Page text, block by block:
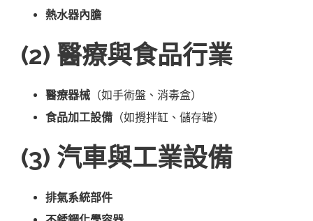
熱水器內膽
(2) 醫療與食品行業
醫療器械 （如手術盤、消毒盒）
食品加工設備 （如攪拌缸、儲存罐）
(3) 汽車與工業設備
排氣系統部件